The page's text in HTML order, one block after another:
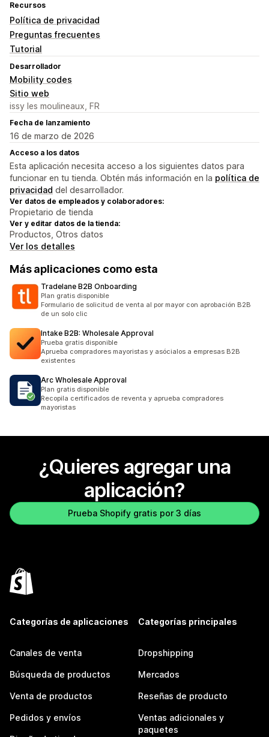
Recursos
Política de privacidad
Preguntas frecuentes
Tutorial
Desarrollador
Mobility codes
Sitio web
issy les moulineaux, FR
Fecha de lanzamiento
16 de marzo de 2026
Acceso a los datos
Esta aplicación necesita acceso a los siguientes datos para
funcionar en tu tienda. Obtén más información en la política de
privacidad del desarrollador.
Ver datos de empleados y colaboradores:
Propietario de tienda
Ver y editar datos de la tienda:
Productos, Otros datos
Ver los detalles
Más aplicaciones como esta
Tradelane B2B Onboarding
Plan gratis disponible
Formulario de solicitud de venta al por mayor con aprobación B2B
de un solo clic
Intake B2B: Wholesale Approval
Prueba gratis disponible
Aprueba compradores mayoristas y asócialos a empresas B2B
existentes
Arc Wholesale Approval
Plan gratis disponible
Recopila certificados de reventa y aprueba compradores
mayoristas
¿Quieres agregar una
aplicación?
Prueba Shopify gratis por 3 días
Categorías de aplicaciones
Canales de venta
Búsqueda de productos
Venta de productos
Pedidos y envíos
Categorías principales
Dropshipping
Mercados
Reseñas de producto
Ventas adicionales y
paquetes